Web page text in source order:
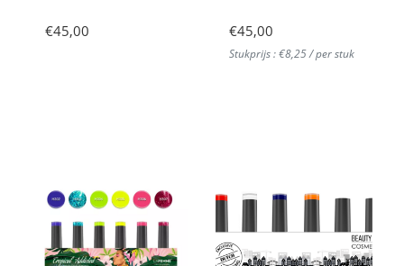
€45,00 €45,00
Stukprijs : €8,25 / per stuk